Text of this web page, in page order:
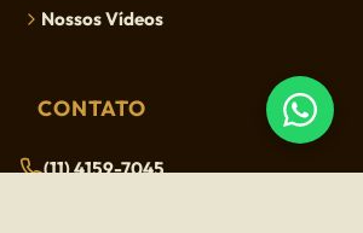
Nossos Vídeos
CONTATO
(11) 4159-7045